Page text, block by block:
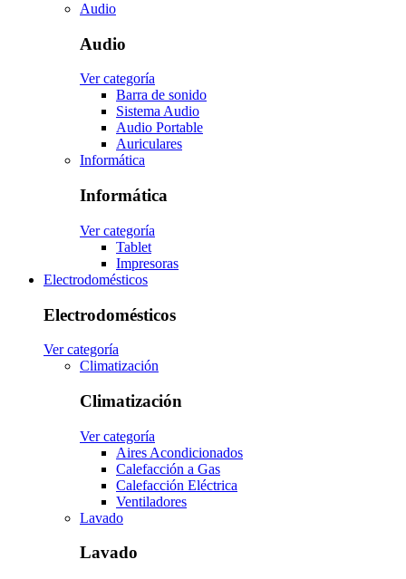
Audio
Audio
Ver categoría
Barra de sonido
Sistema Audio
Audio Portable
Auriculares
Informática
Informática
Ver categoría
Tablet
Impresoras
Electrodomésticos
Electrodomésticos
Ver categoría
Climatización
Climatización
Ver categoría
Aires Acondicionados
Calefacción a Gas
Calefacción Eléctrica
Ventiladores
Lavado
Lavado